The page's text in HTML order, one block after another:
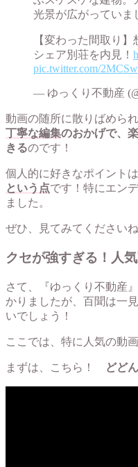
光景が広がっていま
【変わった間取り
シェア別荘を内見！
pic.twitter.com/
— ゆっくり不動産
動画の随所に散りばめら
丁寧な編集のおかげで、
きるのです！
個人的に好きなポイントは
という点です！特にエン
ました。
ぜひ、見てみてください
クセが強すぎる！人
さて、『ゆっくり不動産
かりましたが、百聞は一
いでしょう！
ここでは、特に人気の動
まずは、こちら！ どど